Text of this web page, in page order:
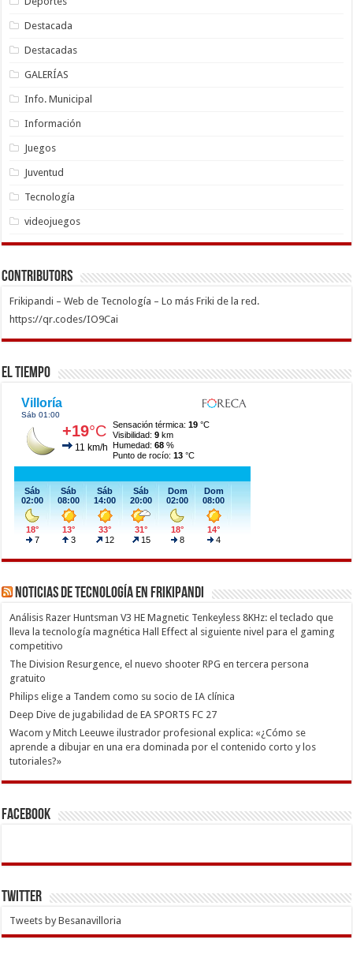
Destacada
Destacadas
GALERÍAS
Info. Municipal
Información
Juegos
Juventud
Tecnología
videojuegos
Contributors
Frikipandi – Web de Tecnología – Lo más Friki de la red.
https://qr.codes/IO9Cai
El Tiempo
Noticias de Tecnología en Frikipandi
Análisis Razer Huntsman V3 HE Magnetic Tenkeyless 8KHz: el teclado que
lleva la tecnología magnética Hall Effect al siguiente nivel para el gaming
competitivo
The Division Resurgence, el nuevo shooter RPG en tercera persona
gratuito
Philips elige a Tandem como su socio de IA clínica
Deep Dive de jugabilidad de EA SPORTS FC 27
Wacom y Mitch Leeuwe ilustrador profesional explica: «¿Cómo se
aprende a dibujar en una era dominada por el contenido corto y los
tutoriales?»
Facebook
Twitter
Tweets by Besanavilloria